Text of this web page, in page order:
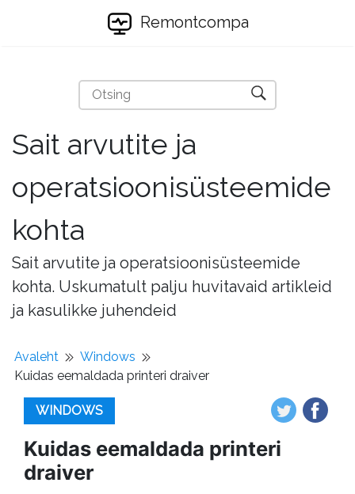
Remontcompa
Sait arvutite ja
operatsioonisüsteemide
kohta
Sait arvutite ja operatsioonisüsteemide
kohta. Uskumatult palju huvitavaid artikleid
ja kasulikke juhendeid
Avaleht
Windows
Kuidas eemaldada printeri draiver
WINDOWS
Kuidas eemaldada printeri
draiver